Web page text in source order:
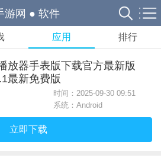
游网 ● 软件
应用 排行
放器手表版下载官方最新版
最新免费版
时间：2025-09-30 09:51
系统：Android
立即下载